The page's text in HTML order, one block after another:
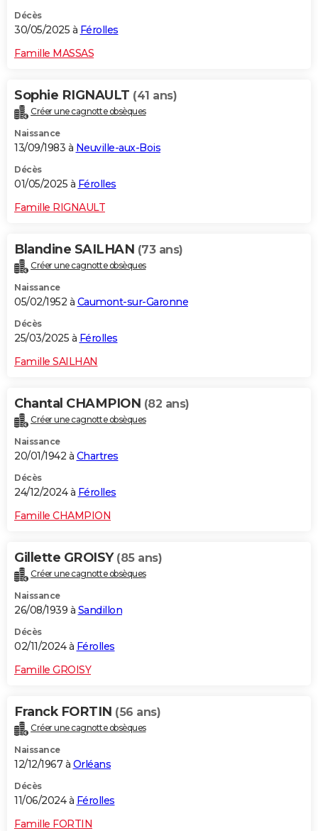
Décès
30/05/2025 à Férolles
Famille MASSAS
Sophie RIGNAULT (41 ans)
Créer une cagnotte obsèques
Naissance
13/09/1983 à Neuville-aux-Bois
Décès
01/05/2025 à Férolles
Famille RIGNAULT
Blandine SAILHAN (73 ans)
Créer une cagnotte obsèques
Naissance
05/02/1952 à Caumont-sur-Garonne
Décès
25/03/2025 à Férolles
Famille SAILHAN
Chantal CHAMPION (82 ans)
Créer une cagnotte obsèques
Naissance
20/01/1942 à Chartres
Décès
24/12/2024 à Férolles
Famille CHAMPION
Gillette GROISY (85 ans)
Créer une cagnotte obsèques
Naissance
26/08/1939 à Sandillon
Décès
02/11/2024 à Férolles
Famille GROISY
Franck FORTIN (56 ans)
Créer une cagnotte obsèques
Naissance
12/12/1967 à Orléans
Décès
11/06/2024 à Férolles
Famille FORTIN